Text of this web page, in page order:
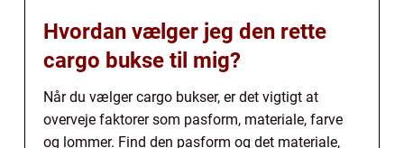
Hvordan vælger jeg den rette
cargo bukse til mig?
Når du vælger cargo bukser, er det vigtigt at
overveje faktorer som pasform, materiale, farve
og lommer. Find den pasform og det materiale,